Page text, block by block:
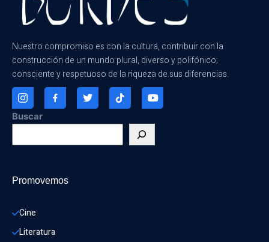
Nuestro compromiso es con la cultura, contribuir con la
construcción de un mundo plural, diverso y polifónico;
consciente y respetuoso de la riqueza de sus diferencias.
Buscar
Promovemos
Cine
Literatura